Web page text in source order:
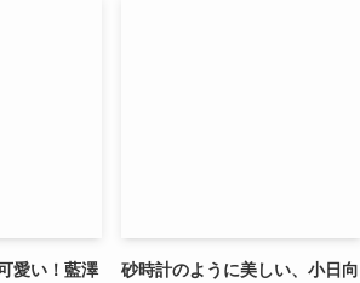
愛い！藍澤
砂時計のように美しい、小日向